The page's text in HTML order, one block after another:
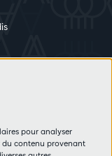
pour analyser
contenu provenant